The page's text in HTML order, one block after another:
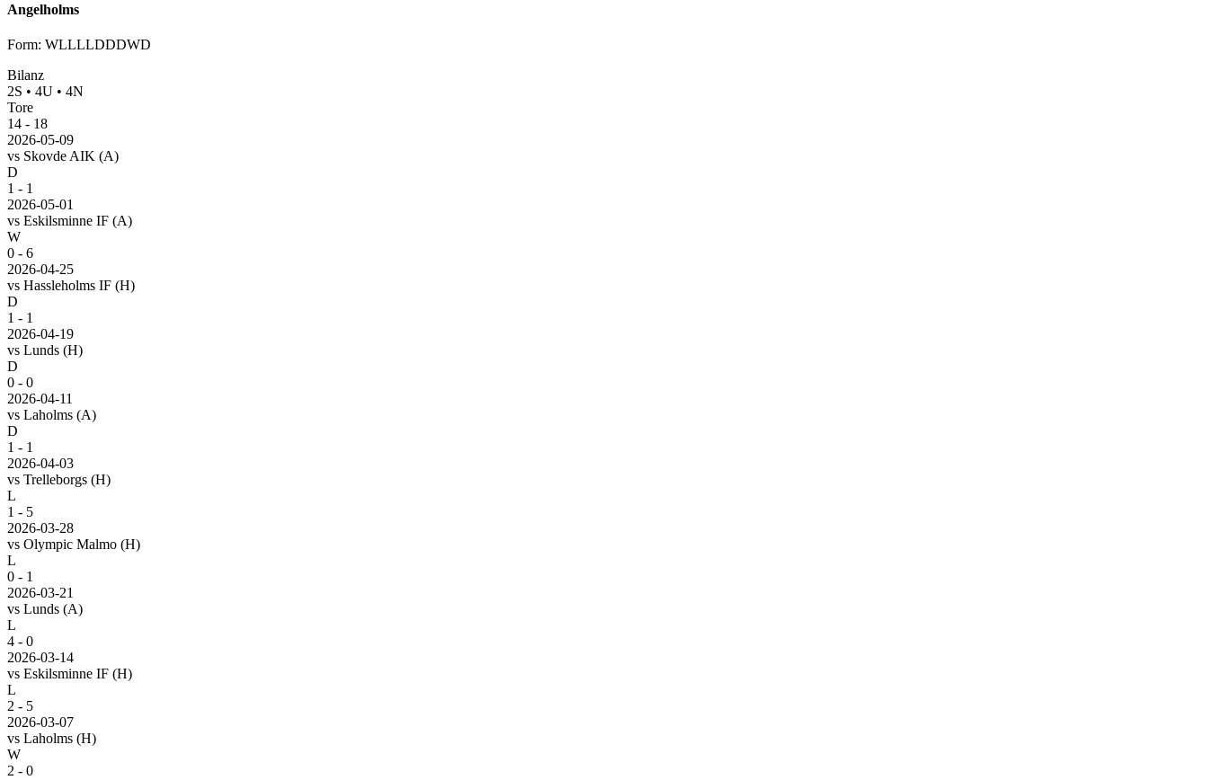
Angelholms
Form: WLLLLDDDWD
Bilanz
2S • 4U • 4N
Tore
14 - 18
2026-05-09
vs Skovde AIK (A)
D
1 - 1
2026-05-01
vs Eskilsminne IF (A)
W
0 - 6
2026-04-25
vs Hassleholms IF (H)
D
1 - 1
2026-04-19
vs Lunds (H)
D
0 - 0
2026-04-11
vs Laholms (A)
D
1 - 1
2026-04-03
vs Trelleborgs (H)
L
1 - 5
2026-03-28
vs Olympic Malmo (H)
L
0 - 1
2026-03-21
vs Lunds (A)
L
4 - 0
2026-03-14
vs Eskilsminne IF (H)
L
2 - 5
2026-03-07
vs Laholms (H)
W
2 - 0